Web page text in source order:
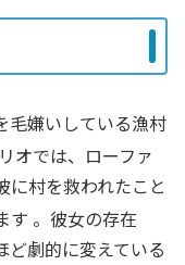
毛嫌いしている漁村
オでは、ローファ
に村を救われたこと
す 。彼女の存在
ど劇的に変えている